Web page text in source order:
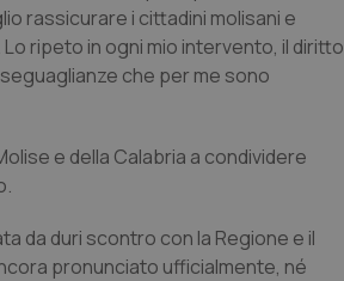
rassicurare i cittadini molisani e
ripeto in ogni mio intervento, il diritto
che per me sono
e della Calabria a condividere
da duri scontro con la Regione e il
pronunciato ufficialmente, né